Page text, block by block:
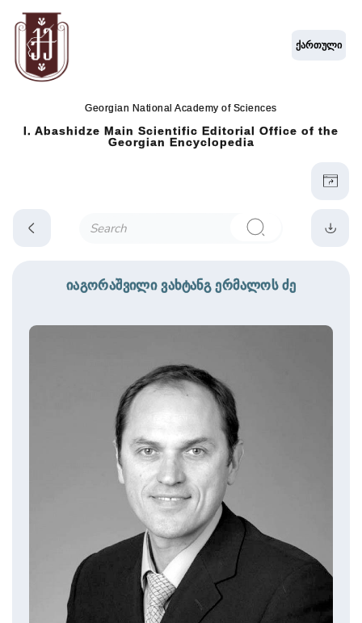
Georgian National Academy of Sciences
I. Abashidze Main Scientific Editorial Office of the
Georgian Encyclopedia
ქართული
იაგორაშვილი ვახტანგ ერმალოს ძე